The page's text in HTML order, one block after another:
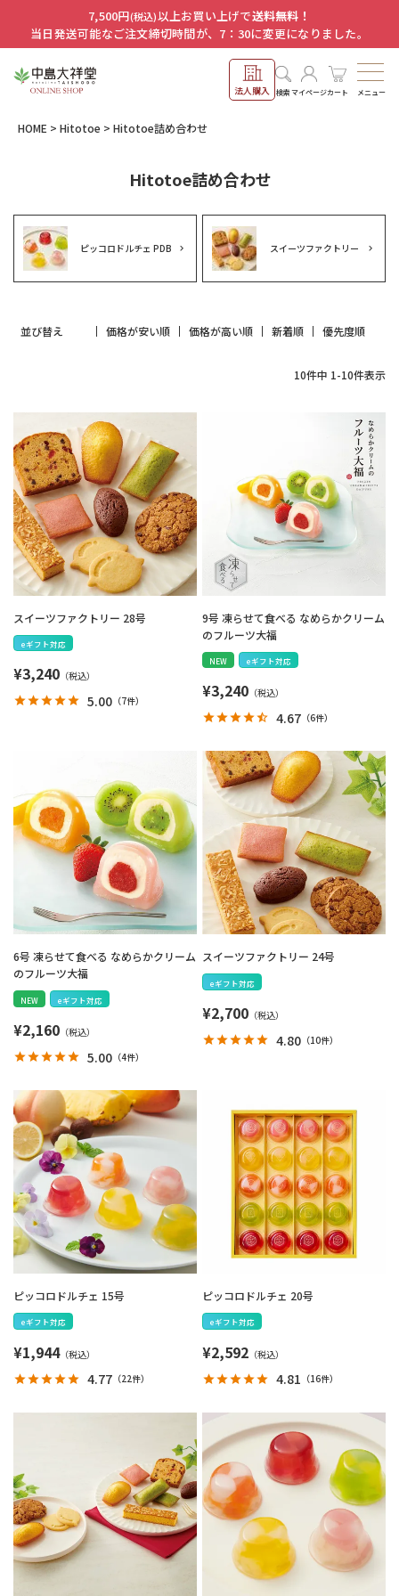
7,500円(税込)以上お買い上げで送料無料！
当日発送可能なご注文締切時間が、7：30に変更になりました。
法人購入 検索マイページカート メニュー
HOME Hitotoe Hitotoe詰め合わせ
Hitotoe詰め合わせ
ピッコロドルチェ PDB スイーツファクトリー
並び替え 価格が安い順 価格が高い順 新着順 優先度順
10件中 1-10件表示
スイーツファクトリー 28号
eギフト対応
¥3,240
5.00 （7件）
9号 凍らせて食べる なめらかクリーム
のフルーツ大福
NEW eギフト対応
¥3,240
4.67 （6件）
6号 凍らせて食べる なめらかクリーム
のフルーツ大福
NEW eギフト対応
¥2,160
5.00 （4件）
スイーツファクトリー 24号
eギフト対応
¥2,700
4.80 （10件）
ピッコロドルチェ 15号
eギフト対応
¥1,944
4.77 （22件）
ピッコロドルチェ 20号
eギフト対応
¥2,592
4.81 （16件）